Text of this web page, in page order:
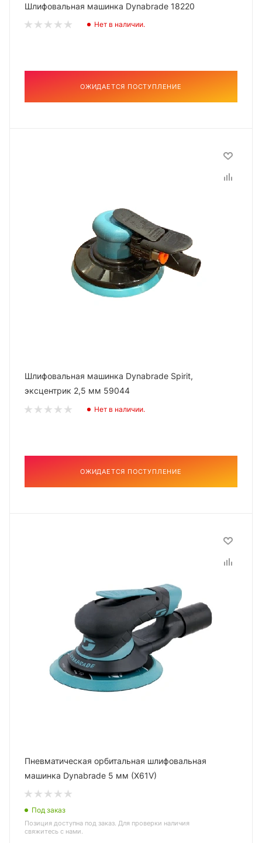
Шлифовальная машинка Dynabrade 18220
Нет в наличии.
ОЖИДАЕТСЯ ПОСТУПЛЕНИЕ
Шлифовальная машинка Dynabrade Spirit,
эксцентрик 2,5 мм 59044
Нет в наличии.
ОЖИДАЕТСЯ ПОСТУПЛЕНИЕ
Пневматическая орбитальная шлифовальная
машинка Dynabrade 5 мм (X61V)
Под заказ
Позиция доступна под заказ. Для проверки наличия
свяжитесь с нами.